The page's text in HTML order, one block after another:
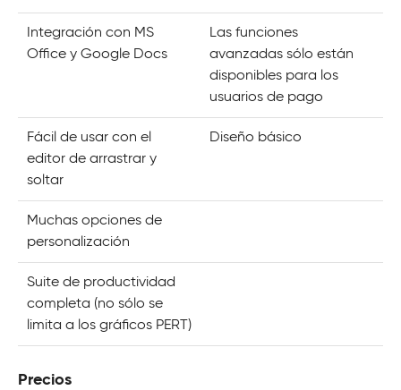
Integración con MS
Office y Google Docs
Las funciones
avanzadas sólo están
disponibles para los
usuarios de pago
Fácil de usar con el
editor de arrastrar y
soltar
Diseño básico
Muchas opciones de
personalización
Suite de productividad
completa (no sólo se
limita a los gráficos PERT)
Precios